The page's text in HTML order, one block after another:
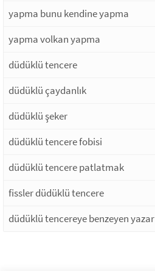
yapma bunu kendine yapma
yapma volkan yapma
düdüklü tencere
düdüklü çaydanlık
düdüklü şeker
düdüklü tencere fobisi
düdüklü tencere patlatmak
fissler düdüklü tencere
düdüklü tencereye benzeyen yazar